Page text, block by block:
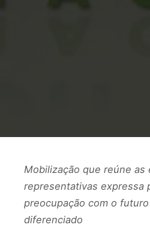
Mobilização que reúne as
representativas expressa
preocupação com o
diferenciado